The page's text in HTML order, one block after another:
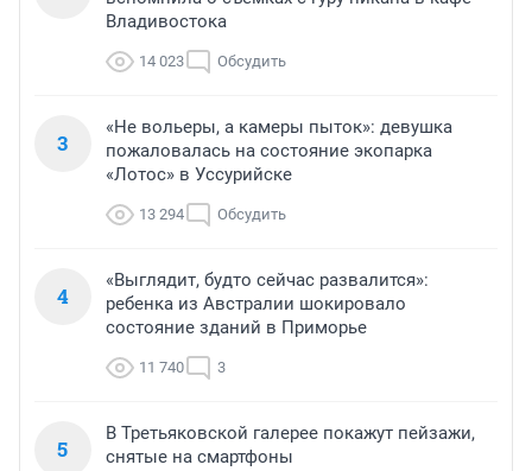
Владивостока
14 023 Обсудить
3
«Не вольеры, а камеры пыток»: девушка
пожаловалась на состояние экопарка
«Лотос» в Уссурийске
13 294 Обсудить
4
«Выглядит, будто сейчас развалится»:
ребенка из Австралии шокировало
состояние зданий в Приморье
11 740 3
5
В Третьяковской галерее покажут пейзажи,
снятые на смартфоны